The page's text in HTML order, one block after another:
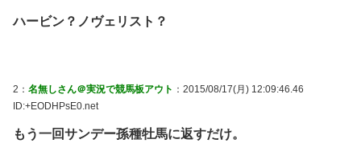
ハービン？ノヴェリスト？
2： 名無しさん＠実況で競馬板アウト ：2015/08/17(月) 12:09:46.46
ID:+EODHPsE0.net
もう一回サンデー孫種牡馬に返すだけ。